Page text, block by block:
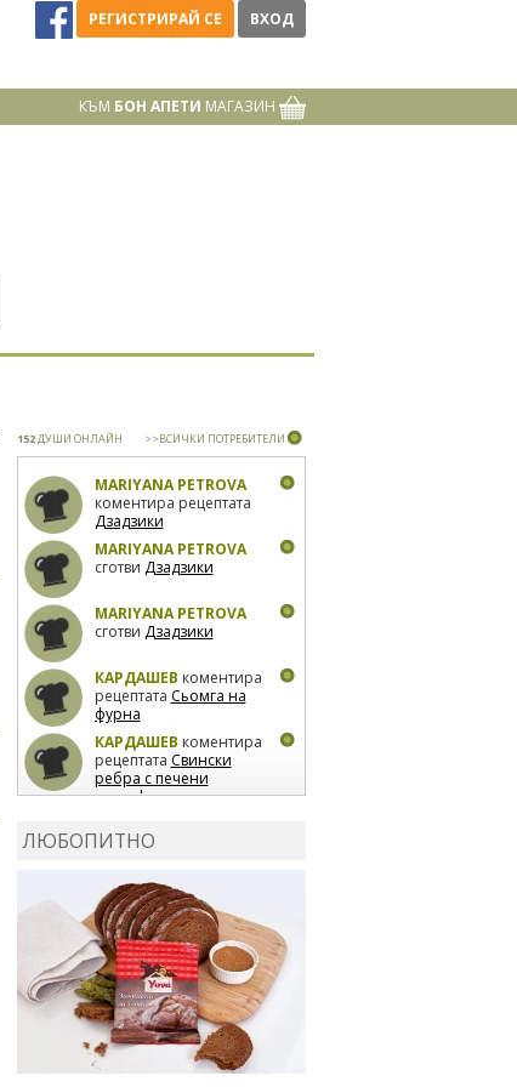
РЕГИСТРИРАЙ СЕ ВХОД
КЪМ БОН АПЕТИ МАГАЗИН
152ДУШИ ОНЛАЙН >>ВСИЧКИ ПОТРЕБИТЕЛИ
MARIYANA PETROVA
коментира рецептата
Дзадзики
MARIYANA PETROVA
сготви Дзадзики
MARIYANA PETROVA
сготви Дзадзики
КАРДАШЕВ коментира
рецептата Сьомга на
фурна
КАРДАШЕВ коментира
рецептата Свински
ребра с печени
картофи
лимон
коментира рецептата
Киноа със зеленчуци
ЛЮБОПИТНО